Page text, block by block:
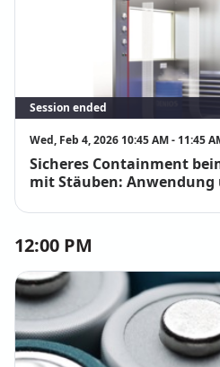
Session ended
Wed, Feb 4, 2026 10:45 AM - 11:45
Sicheres Containment
mit Stäuben: Anwendung
Praxis
12:00 PM